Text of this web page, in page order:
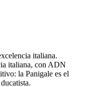
italiana.
italiana, con ADN
la Panigale es el